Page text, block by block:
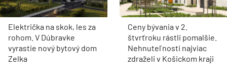
Električka na skok, les za
rohom. V Dúbravke
vyrastie nový bytový dom
Zelka
Ceny bývania v 2.
štvrťroku rástli pomalšie.
Nehnuteľnosti najviac
zdraželi v Košickom kraji